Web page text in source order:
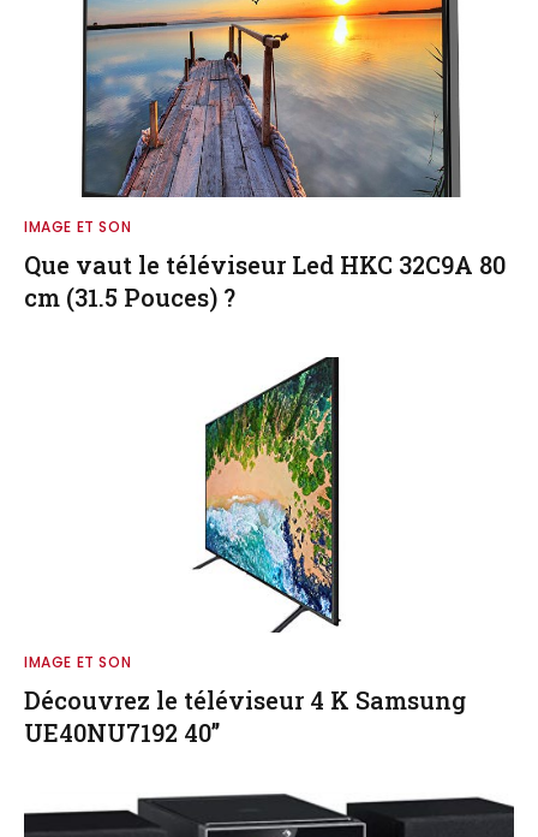
IMAGE ET SON
Que vaut le téléviseur Led HKC 32C9A 80
cm (31.5 Pouces) ?
IMAGE ET SON
Découvrez le téléviseur 4 K Samsung
UE40NU7192 40’’